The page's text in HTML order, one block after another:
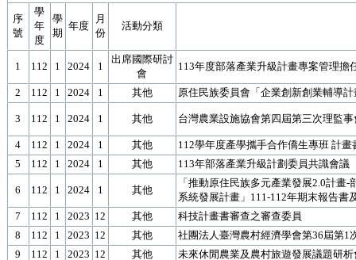
序
號
學
年
度
學
期
年度
月
份
活動分類
1 112 1 2024 1
出席國際研討
會
113年度部落產業升級計畫專案管理擔
2 112 1 2024 1 其他 原住民族委員會「企業創新創業輔導
3 112 1 2024 1 其他 台灣農業設施協會第四屆第三次理監事
4 112 1 2024 1 其他
112學年度產學攜手合作僑生專班 計畫
5
112 1 2024 1 其他 113年部落產業升級計劃委員共識會議
6 112 1 2024 1 其他
「推動原住民族多元產業發展2.0計畫
系統發展計畫」111-112年期末報告書
7
112 1 2023 12 其他
科技計畫書審查之審查委員
8
112 1 2023 12 其他
社團法人臺灣農村經濟學會第36屆第1
9
112 1 2023 12 其他 未來休閒農業及農村旅遊發展議題研析